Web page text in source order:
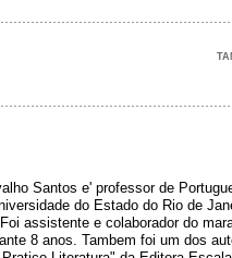
Santos e' professor de
do Estado do Rio de
assistente e colaborador do
8 anos. Tambem foi um dos